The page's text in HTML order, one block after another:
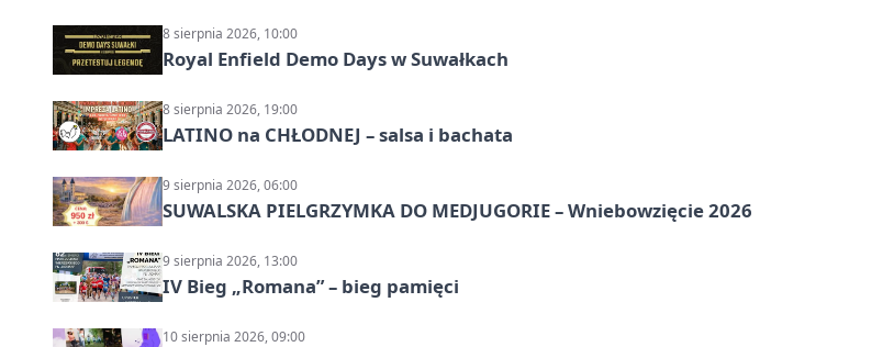
8 sierpnia 2026, 10:00
Royal Enfield Demo Days w Suwałkach
8 sierpnia 2026, 19:00
LATINO na CHŁODNEJ – salsa i bachata
9 sierpnia 2026, 06:00
SUWALSKA PIELGRZYMKA DO MEDJUGORIE – Wniebowzięcie 2026
9 sierpnia 2026, 13:00
IV Bieg „Romana” – bieg pamięci
10 sierpnia 2026, 09:00